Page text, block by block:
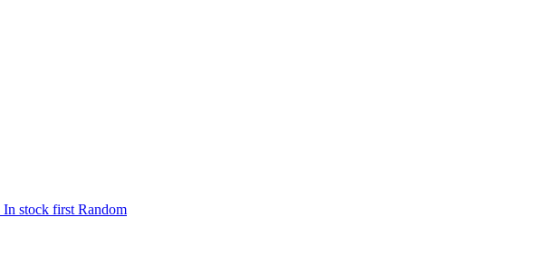
In stock first Random